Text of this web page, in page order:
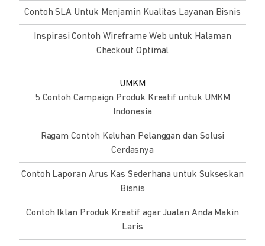
Contoh SLA Untuk Menjamin Kualitas Layanan Bisnis
Inspirasi Contoh Wireframe Web untuk Halaman
Checkout Optimal
UMKM
5 Contoh Campaign Produk Kreatif untuk UMKM
Indonesia
Ragam Contoh Keluhan Pelanggan dan Solusi
Cerdasnya
Contoh Laporan Arus Kas Sederhana untuk Sukseskan
Bisnis
Contoh Iklan Produk Kreatif agar Jualan Anda Makin
Laris